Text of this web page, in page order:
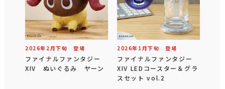
2026年 2 月下旬 登場
ファイナルファンタジー
XIV ぬいぐるみ ヤーン
2026年 1 月下旬 登場
ファイナルファンタジー
XIV LEDコースター＆グラ
スセット vol.2